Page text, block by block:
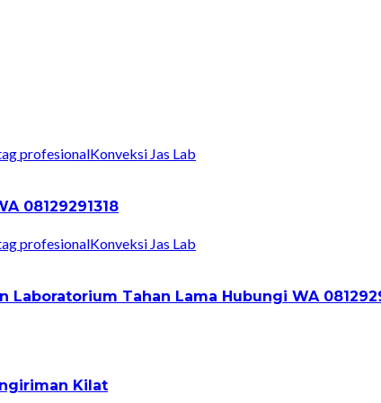
Konveksi Jas Lab
08129291318
Konveksi Jas Lab
Tahan Lama Hubungi WA
Kilat